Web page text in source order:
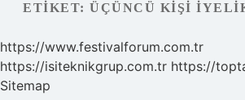
ETIKET: ÜÇÜNCÜ KIŞI
https://www.festivalforum.com.tr
https://isiteknikgrup.com.tr https://
Sitemap